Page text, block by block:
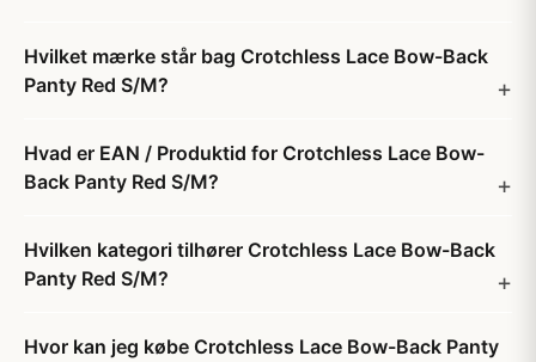
Hvilket mærke står bag Crotchless Lace Bow-Back
Panty Red S/M?
Hvad er EAN / Produktid for Crotchless Lace Bow-
Back Panty Red S/M?
Hvilken kategori tilhører Crotchless Lace Bow-Back
Panty Red S/M?
Hvor kan jeg købe Crotchless Lace Bow-Back Panty